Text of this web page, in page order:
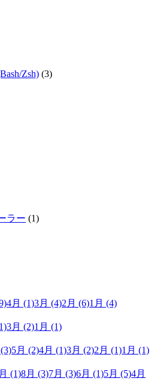
Zsh) (3)
ラー (1)
4月 (1)3月 (4)2月 (6)1月 (4)
3月 (2)1月 (1)
(3)5月 (2)4月 (1)3月 (2)2月 (1)1月 (1)
(1)8月 (3)7月 (3)6月 (1)5月 (5)4月